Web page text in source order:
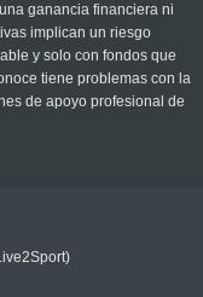
ganancia financiera ni
implican un riesgo
y solo con fondos que
tiene problemas con la
de apoyo profesional de